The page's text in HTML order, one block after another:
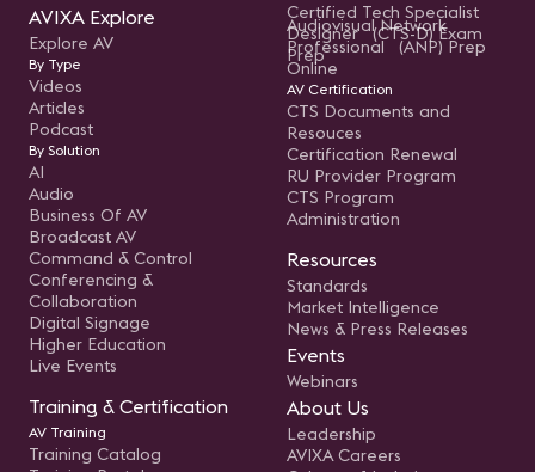
AVIXA Explore
Explore AV
By Type
Videos
Articles
Podcast
By Solution
AI
Audio
Business Of AV
Broadcast AV
Command & Control
Conferencing &
Collaboration
Digital Signage
Higher Education
Live Events
Training & Certification
AV Training
Training Catalog
Certified Tech Specialist
Designer (CTS-D) Exam
Prep
Audiovisual Network
Professional (ANP) Prep
Online
AV Certification
CTS Documents and
Resouces
Certification Renewal
RU Provider Program
CTS Program
Administration
Resources
Standards
Market Intelligence
News & Press Releases
Events
Webinars
About Us
Leadership
AVIXA Careers